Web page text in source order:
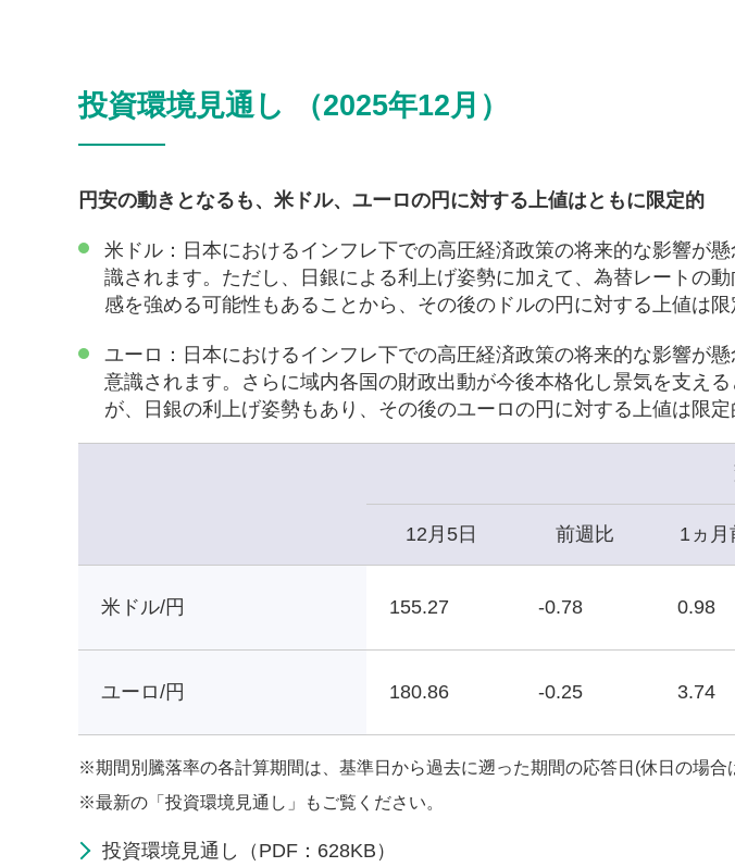
投資環境見通し （2025年12月）
円安の動きとなるも、米ドル、ユーロの円に対する上値はともに限定的
米ドル：日本におけるインフレ下での高圧経済政策の将来的な影響が
識されます。ただし、日銀による利上げ姿勢に加えて、為替レートの
感を強める可能性もあることから、その後のドルの円に対する上値は限
ユーロ：日本におけるインフレ下での高圧経済政策の将来的な影響が
意識されます。さらに域内各国の財政出動が今後本格化し景気を支え
が、日銀の利上げ姿勢もあり、その後のユーロの円に対する上値は限定
12月5日 前週比 1ヵ月
米ドル/円 155.27 -0.78 0.98
ユーロ/円 180.86 -0.25 3.74
※期間別騰落率の各計算期間は、基準日から過去に遡った期間の応答日(休日の場合
※最新の「投資環境見通し」もご覧ください。
投資環境見通し（PDF：628KB）